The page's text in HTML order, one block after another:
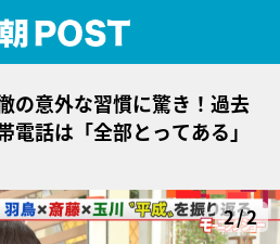
の意外な習慣に驚き！過去
電話は「全部とってある」
2/2